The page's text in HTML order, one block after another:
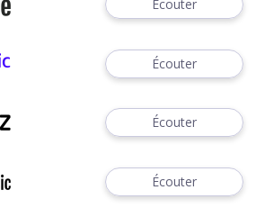
Écouter
Écouter
Écouter
Écouter